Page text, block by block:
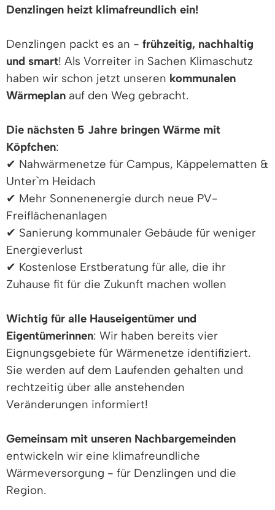
Denzlingen heizt klimafreundlich ein!
Denzlingen packt es an - frühzeitig, nachhaltig
und smart! Als Vorreiter in Sachen Klimaschutz
haben wir schon jetzt unseren kommunalen
Wärmeplan auf den Weg gebracht.
Die nächsten 5 Jahre bringen Wärme mit
Köpfchen:
✔ Nahwärmenetze für Campus, Käppelematten &
Unter`m Heidach
✔ Mehr Sonnenenergie durch neue PV-
Freiflächenanlagen
✔ Sanierung kommunaler Gebäude für weniger
Energieverlust
✔ Kostenlose Erstberatung für alle, die ihr
Zuhause fit für die Zukunft machen wollen
Wichtig für alle Hauseigentümer und
Eigentümerinnen: Wir haben bereits vier
Eignungsgebiete für Wärmenetze identifiziert.
Sie werden auf dem Laufenden gehalten und
rechtzeitig über alle anstehenden
Veränderungen informiert!
Gemeinsam mit unseren Nachbargemeinden
entwickeln wir eine klimafreundliche
Wärmeversorgung - für Denzlingen und die
Region.